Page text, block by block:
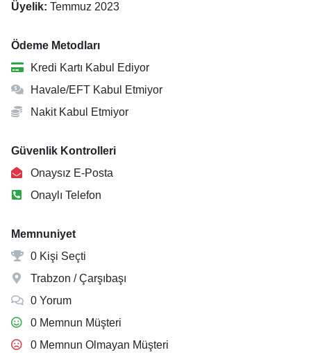
Üyelik: Temmuz 2023
Ödeme Metodları
Kredi Kartı Kabul Ediyor
Havale/EFT Kabul Etmiyor
Nakit Kabul Etmiyor
Güvenlik Kontrolleri
Onaysız E-Posta
Onaylı Telefon
Memnuniyet
0 Kişi Seçti
Trabzon / Çarşıbaşı
0 Yorum
0 Memnun Müşteri
0 Memnun Olmayan Müşteri